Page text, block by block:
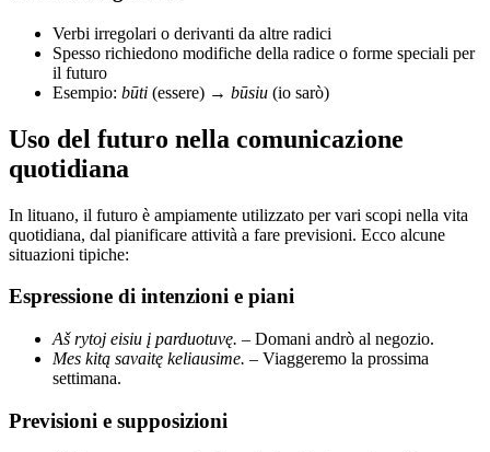
Verbi irregolari o derivanti da altre radici
Spesso richiedono modifiche della radice o forme speciali per
il futuro
Esempio: būti (essere) → būsiu (io sarò)
Uso del futuro nella comunicazione
quotidiana
In lituano, il futuro è ampiamente utilizzato per vari scopi nella vita
quotidiana, dal pianificare attività a fare previsioni. Ecco alcune
situazioni tipiche:
Espressione di intenzioni e piani
Aš rytoj eisiu į parduotuvę. – Domani andrò al negozio.
Mes kitą savaitę keliausime. – Viaggeremo la prossima
settimana.
Previsioni e supposizioni